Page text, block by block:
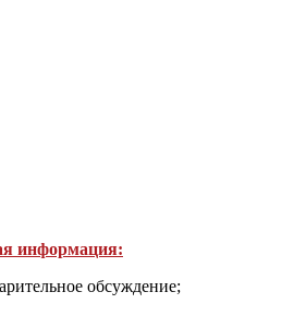
информация:
обсуждение;